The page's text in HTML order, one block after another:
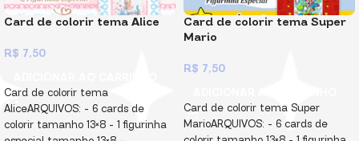
Card de colorir tema Alice
R$ 7,50
Card de colorir tema
AliceARQUIVOS: – 6 cards de
colorir tamanho 13×8 – ⁠1 figurinha
Card de colorir tema Super
Mario
R$ 7,50
Card de colorir tema Super
MarioARQUIVOS: – 6 cards de